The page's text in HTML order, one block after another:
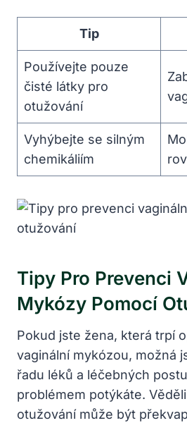
Tip
Používejte pouze
čisté látky pro
otužování
Vyhýbejte se silným
chemikáliím
Tipy Pro Prevenci
Mykózy Pomocí
Pokud jste žena, která trpí
vaginální mykózou, možná
řadu léků a léčebných
problémem potýkáte.
otužování může být